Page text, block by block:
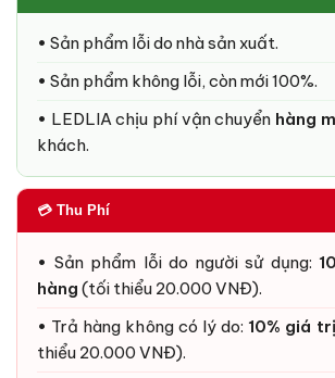
• Sản phẩm lỗi do nhà sản xuất.
• Sản phẩm không lỗi, còn mới 100%.
• LEDLIA chịu phí vận chuyển hàng
khách.
💳 Thu Phí
• Sản phẩm lỗi do người sử dụng:
hàng (tối thiểu 20.000 VNĐ).
• Trả hàng không có lý do:10% giá
thiểu 20.000 VNĐ).